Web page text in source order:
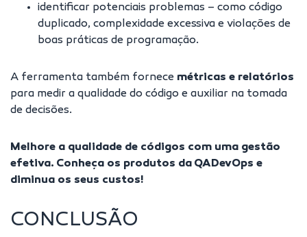
identificar potenciais problemas – como código
duplicado, complexidade excessiva e violações de
boas práticas de programação.
A ferramenta também fornece métricas e relatórios
para medir a qualidade do código e auxiliar na tomada
de decisões.
Melhore a qualidade de códigos com uma gestão
efetiva. Conheça os produtos da QADevOps e
diminua os seus custos!
CONCLUSÃO